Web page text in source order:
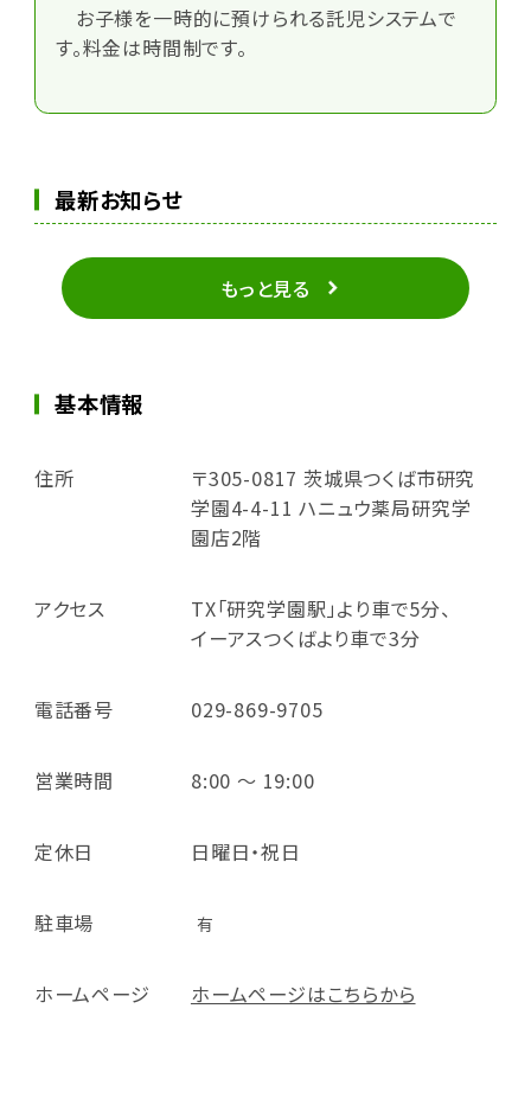
お子様を一時的に預けられる託児システムで
す。料金は時間制です。
最新お知らせ
もっと見る
基本情報
住所
〒305-0817 茨城県つくば市研究
学園4-4-11 ハニュウ薬局研究学
園店2階
アクセス
TX「研究学園駅」より車で5分、
イーアスつくばより車で3分
電話番号 029-869-9705
営業時間 8:00 ～ 19:00
定休日 日曜日・祝日
駐車場 有
ホームページ ホームページはこちらから